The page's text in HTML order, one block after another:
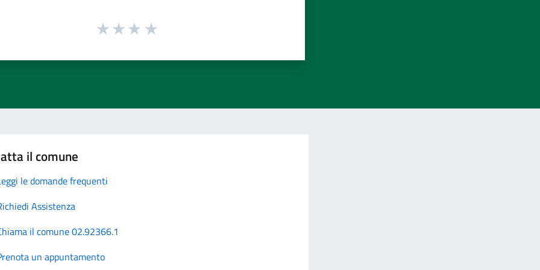
il comune
le domande frequenti
Assistenza
il comune 02.92366.1
un appuntamento